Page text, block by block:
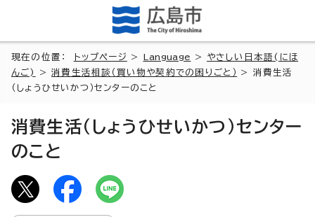
現在の位置： トップページ > Language > やさしい日本語(にほ
んご)
>消費生活相談（買い物や契約での困りごと）
> 消費生活
（しょうひせいかつ）センターのこと
消費生活（しょうひせいかつ）センター
のこと